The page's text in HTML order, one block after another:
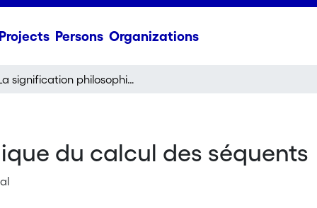
Persons Organizations
La signification philosophique du calcul des séquents
du calcul des séquents